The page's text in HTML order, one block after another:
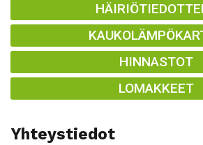
HINNASTOT
LOMAKKEET
Yhteystiedot